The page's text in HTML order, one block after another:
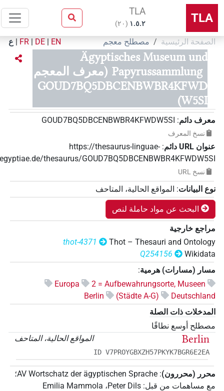
TLA
TLA
۱.٥.٢ ( ٢٠ )
الصفحة الرئيسية مصطلح معجم EN
|
DE
|
FR
| ع
Ägyptisches Museum und
Papyrussammlung (معرف المعجم
GOUD7BQ5DBCENBWBR4KFWD
W5SI)
معرف دائم:
GOUD7BQ5DBCENBWBR4KFWDW5SI
نسخ المعرف
عنوان‏ ‏URL‏ دائم :
https://thesaurus-linguae-
aegyptiae.de/thesaurus/GOUD7BQ5DBCENBWBR4KFWDW5SI
نسخ‏ ‏URL
نوع البيانات:المواقع الحالية، المتاحف
البحث عن مواد حاملة لنص
مراجع خارجية
Thot – Thesauri and Ontology
thot-4371
Wikidata
Q254156
مسار (مسارات) هرمية:
2 = Aufbewahrungsorte, Museen
Europa
Deutschland
(Städte A-G)
Berlin
المدخلات ذات الصلة
مصطلح أوسع نطاقًا
المواقع الحالية، المتاحف
Berlin
ID V7PROYGBXZH57PKYK7BGR6E2EA
محرر (محررون):
AV Wortschatz der ägyptischen Sprache؛
مع مساهمات من قبل:
Peter Dils،Emilia Mammola